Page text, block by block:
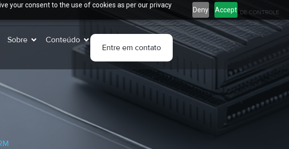
your consent to the use of cookies as per our privacy
Deny Accept
PAINEL DE CONTROLE
Sobre
Conteúdo
Entre em contato